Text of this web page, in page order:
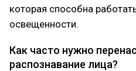
которая способна
освещенности.
Как часто нужно
распознавание лица?